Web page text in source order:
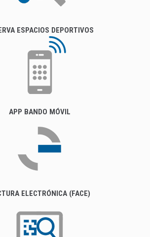
ESPACIOS DEPORTIVOS
APP BANDO MÓVIL
ELECTRÓNICA (FACE)